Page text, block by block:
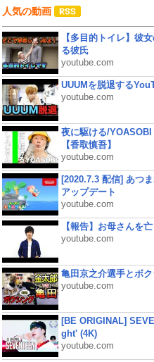
人気の動画
【多目的トイレ】彼
る彼氏
youtube.com
UUUMを脱退する
youtube.com
夜に駆ける/
【香取慎吾】
youtube.com
[2020.7.3 配信] あつ
アップデート
youtube.com
【報告】お母さんを亡
youtube.com
亀田京之介選手とボ
youtube.com
[BE ORIGINAL]
ght' (4K)
youtube.com